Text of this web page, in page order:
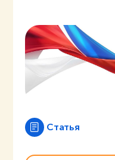
Статья